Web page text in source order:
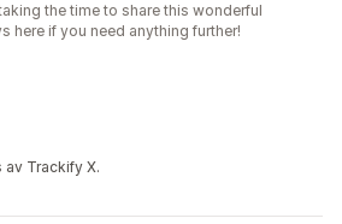
the time to share this wonderful
here if you need anything further!
Trackify X.